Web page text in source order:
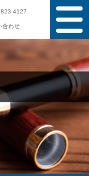
4127
合わせ